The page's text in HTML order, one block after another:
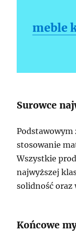
meble
Surowce
stosowanie
Wszystkie
najwyższej
solidność oraz
Końcowe